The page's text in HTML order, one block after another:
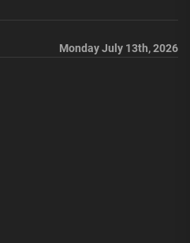
Monday July 13th, 2026